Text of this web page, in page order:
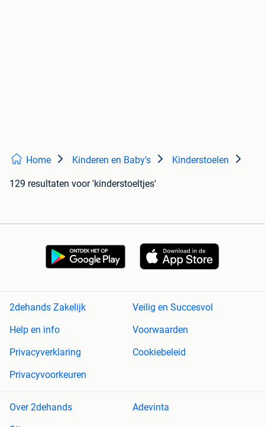
Home Kinderen en Baby's Kinderstoelen
129 resultaten voor 'kinderstoeltjes'
2dehands Zakelijk
Veilig en Succesvol
Help en info
Voorwaarden
Privacyverklaring
Cookiebeleid
Privacyvoorkeuren
Over 2dehands
Adevinta